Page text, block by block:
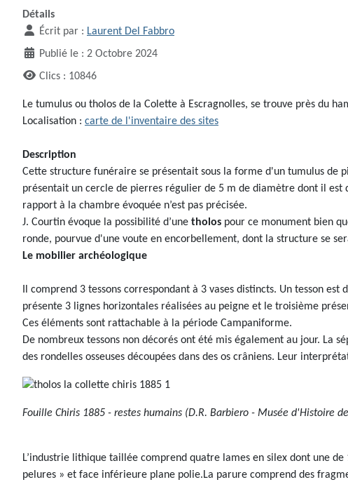
Détails
Écrit par : Laurent Del Fabbro
Publié le : 2 Octobre 2024
Clics : 10846
Le tumulus ou tholos de la Colette à Escragnolles, se trouve près du
Localisation : carte de l'inventaire des sites
Description
Cette structure funéraire se présentait sous la forme d'un tumulus de
présentait un cercle de pierres régulier de 5 m de diamètre dont il est
rapport à la chambre évoquée n’est pas précisée.
J. Courtin évoque la possibilité d’une tholos pour ce monument bien
ronde, pourvue d'une voute en encorbellement, dont la structure se
Le mobilier archéologique
Il comprend 3 tessons correspondant à 3 vases distincts. Un tesson
présente 3 lignes horizontales réalisées au peigne et le troisième
Ces éléments sont rattachable à la période Campaniforme.
De nombreux tessons non décorés ont été mis également au jour. La
des rondelles osseuses découpées dans des os crâniens. Leur
Fouille Chiris 1885 - restes humains (D.R. Barbiero - Musée d'Histoire
L’industrie lithique taillée comprend quatre lames en silex dont une
pelures » et face inférieure plane polie.La parure comprend des